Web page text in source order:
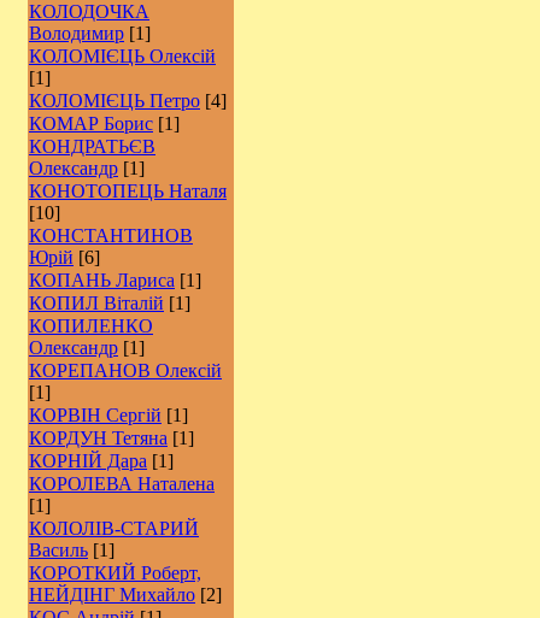
КОЛОДОЧКА
Володимир [1]
КОЛОМІЄЦЬ Олексій
[1]
КОЛОМІЄЦЬ Петро [4]
КОМАР Борис [1]
КОНДРАТЬЄВ
Олександр [1]
КОНОТОПЕЦЬ Наталя
[10]
КОНСТАНТИНОВ
Юрій [6]
КОПАНЬ Лариса [1]
КОПИЛ Віталій [1]
КОПИЛЕНКО
Олександр [1]
КОРЕПАНОВ Олексій
[1]
КОРВІН Сергій [1]
КОРДУН Тетяна [1]
КОРНІЙ Дара [1]
КОРОЛЕВА Наталена
[1]
КОЛОЛІВ-СТАРИЙ
Василь [1]
КОРОТКИЙ Роберт,
НЕЙДІНГ Михайло [2]